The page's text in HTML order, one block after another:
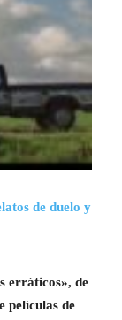
de duelo y
erráticos», de
películas de